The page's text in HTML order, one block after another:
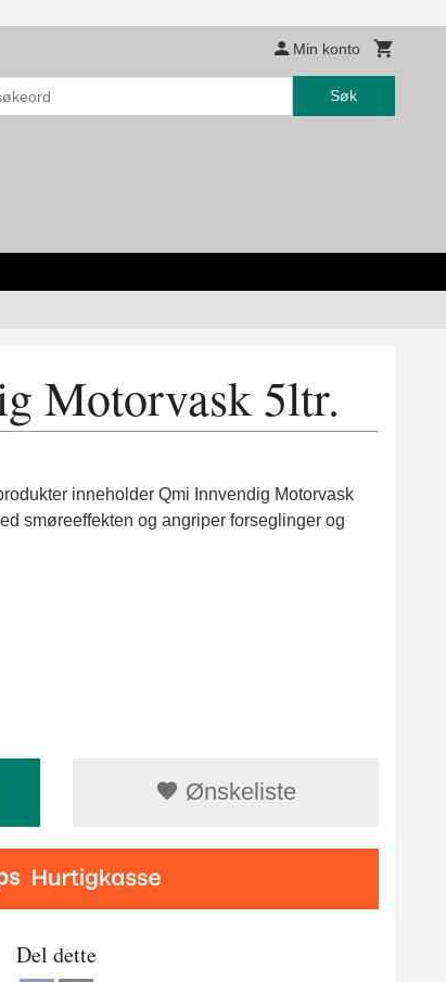
Min konto
Søk
Motorvask 5ltr.
inneholder Qmi Innvendig Motorvask
smøreeffekten og angriper forseglinger og
Ønskeliste
Del dette